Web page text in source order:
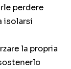
perdere
isolarsi
la propria